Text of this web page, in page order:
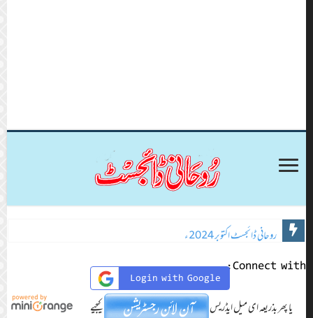
روحانی ڈائجسٹ اکتوبر 2024ء
Connect with:
Login with Google
یا پھر بذریعہ ای میل ایڈریس
کیجیے